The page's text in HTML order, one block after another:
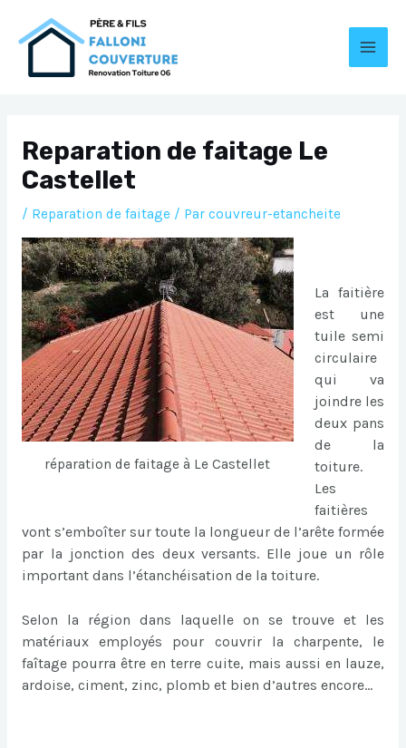
Reparation de faitage Le
Castellet
/ Reparation de faitage/ Par couvreur-etancheite
réparation de faitage à Le Castellet
La faitière
est une
tuile semi
circulaire
qui va
joindre les
deux pans
de la
toiture.
Les
faitières
vont s’emboîter sur toute la longueur de l’arête formée
par la jonction des deux versants. Elle joue un rôle
important dans l’étanchéisation de la toiture.
Selon la région dans laquelle on se trouve et les
matériaux employés pour couvrir la charpente, le
faîtage pourra être en terre cuite, mais aussi en lauze,
ardoise, ciment, zinc, plomb et bien d’autres encore…